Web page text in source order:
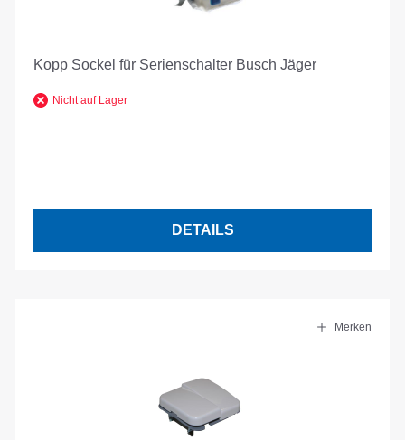
Kopp Sockel für Serienschalter Busch Jäger
Nicht auf Lager
DETAILS
Merken